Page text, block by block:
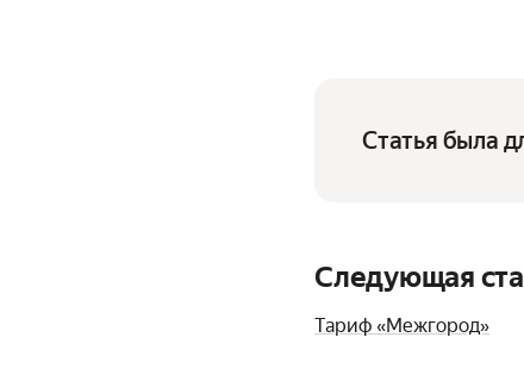
Статья была
Следующая
Тариф «Межгород»